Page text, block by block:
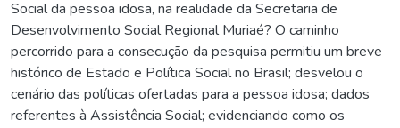
Social da pessoa idosa, na realidade da Secretaria de
Desenvolvimento Social Regional Muriaé? O caminho
percorrido para a consecução da pesquisa permitiu um breve
histórico de Estado e Política Social no Brasil; desvelou o
cenário das políticas ofertadas para a pessoa idosa; dados
referentes à Assistência Social; evidenciando como os